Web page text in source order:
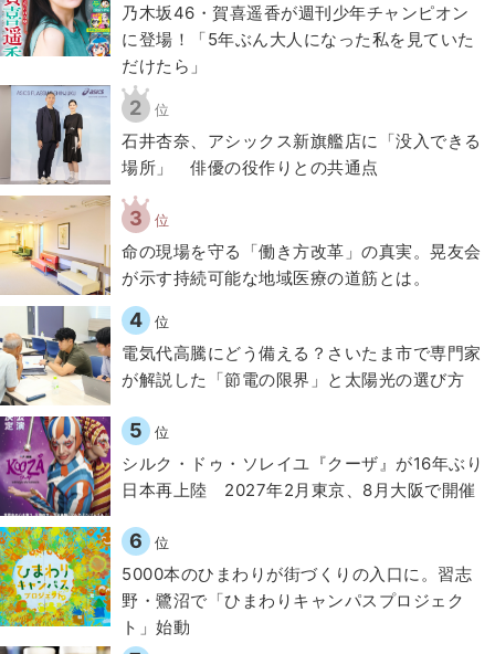
乃木坂46・賀喜遥香が週刊少年チャンピオン
に登場！「5年ぶん大人になった私を見ていた
だけたら」
2 位
石井杏奈、アシックス新旗艦店に「没入できる
場所」 俳優の役作りとの共通点
3 位
​命の現場を守る「働き方改革」の真実。晃友会
が示す持続可能な地域医療の道筋とは。
4 位
電気代高騰にどう備える？さいたま市で専門家
が解説した「節電の限界」と太陽光の選び方
5 位
シルク・ドゥ・ソレイユ『クーザ』が16年ぶり
日本再上陸 2027年2月東京、8月大阪で開催
6 位
5000本のひまわりが街づくりの入口に。習志
野・鷺沼で「ひまわりキャンパスプロジェク
ト」始動